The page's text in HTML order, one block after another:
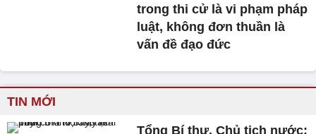
trong thi cử là vi phạm pháp
luật, không đơn thuần là
vấn đề đạo đức
TIN MỚI
Tổng Bí thư, Chủ tịch nước: